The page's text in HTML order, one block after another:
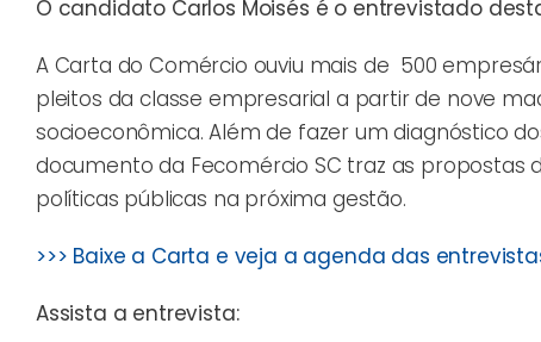
O candidato Carlos Moisés é o entrevistado
A Carta do Comércio ouviu mais de 500
pleitos da classe empresarial a partir de nove
socioeconômica. Além de fazer um diagnóstico
documento da Fecomércio SC traz as propostas
políticas públicas na próxima gestão.
>>> Baixe a Carta e veja a agenda das
Assista a entrevista: